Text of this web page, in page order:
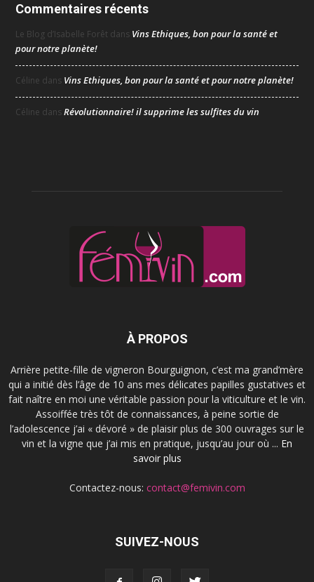
Commentaires récents
Le Blog d’Isabelle Forêt dans Vins Ethiques, bon pour la santé et
pour notre planète!
Céline dans Vins Ethiques, bon pour la santé et pour notre planète!
Céline dansRévolutionnaire! il supprime les sulfites du vin
À PROPOS
Arrière petite-fille de vigneron Bourguignon, c’est ma grand’mère
qui a initié dès l’âge de 10 ans mes délicates papilles gustatives et
fait naître en moi une véritable passion pour la viticulture et le vin.
Assoiffée très tôt de connaissances, à peine sortie de
l’adolescence j’ai « dévoré » de plaisir plus de 300 ouvrages sur le
vin et la vigne que j’ai mis en pratique, jusqu’au jour où ... En
savoir plus
Contactez-nous: contact@femivin.com
SUIVEZ-NOUS